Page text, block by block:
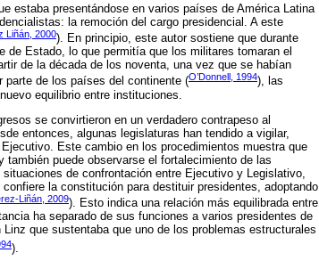
estaba presentándose en varios países de América Latina
la remoción del cargo presidencial. A este
Liñán, 2000). En principio, este autor sostiene que durante
de Estado, lo que permitía que los militares tomaran el
de la década de los noventa, una vez que se habían
parte de los países del continente (O’Donnell, 1994), las
equilibrio entre instituciones.
se convirtieron en un verdadero contrapeso al
entonces, algunas legislaturas han tendido a vigilar,
Este cambio en los procedimientos muestra que
puede observarse el fortalecimiento de las
de confrontación entre Ejecutivo y Legislativo,
la constitución para destituir presidentes, adoptando
Liñán, 2009). Esto indica una relación más equilibrada entre
ha separado de sus funciones a varios presidentes de
que sustentaba que uno de los problemas estructurales
).